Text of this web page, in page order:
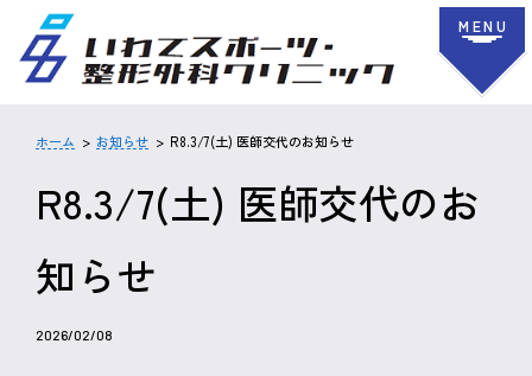
MENU
ホーム お知らせ R8.3/7(土) 医師交代のお知らせ
R8.3/7(土) 医師交代のお
知らせ
2026/02/08